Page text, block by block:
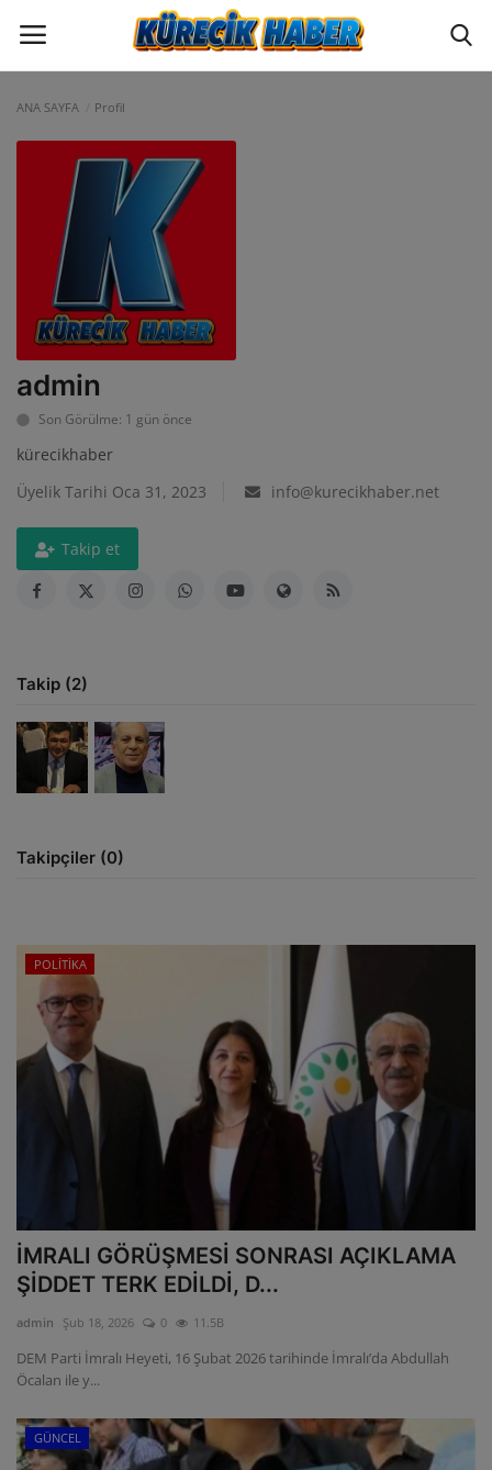
ANA SAYFA
GÜNCEL
POLİTİKA
EKONOMİ
YAZARLAR
ULUSLARARASI
SAĞLIK VE YAŞAM TARZI
SPOR
SEYAHAT
GALERİ
ANA SAYFA Profil
admin
Son Görülme: 1 gün önce
kürecikhaber
Üyelik Tarihi Oca 31, 2023
info@kurecikhaber.net
Takip et
Takip (2)
Takipçiler (0)
POLİTİKA
İMRALI GÖRÜŞMESİ SONRASI AÇIKLAMA
ŞİDDET TERK EDİLDİ, D...
admin Şub 18, 2026 0 11.5B
DEM Parti İmralı Heyeti, 16 Şubat 2026 tarihinde İmralı’da Abdullah
Öcalan ile y...
GÜNCEL